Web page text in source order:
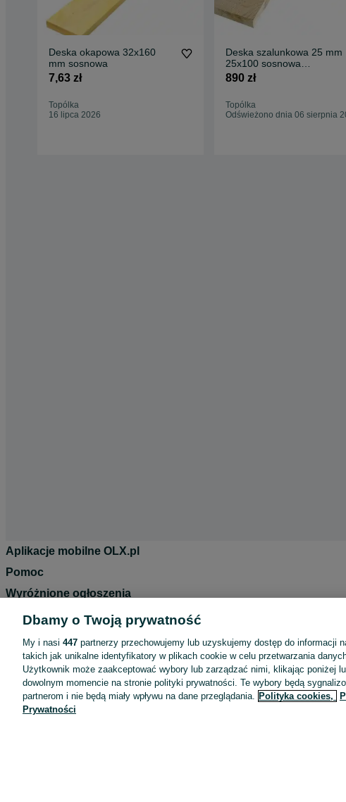
Deska okapowa 32x160
mm sosnowa
7,63 zł
Topólka
16 lipca 2026
Deska szalunkowa 25 mm
25x100 sosnowa
budowlana 890 zł
890 zł
Topólka
Odświeżono dnia 06 sierpnia
Aplikacje mobilne OLX.pl
Pomoc
Wyróżnione ogłoszenia
Oferta dla firm
Regulamin
Polityka prywatności
Reklama
Dbamy o Twoją prywatność
My i nasi 447 partnerzy przechowujemy lub uzyskujemy dostęp do informacji
takich jak unikalne identyfikatory w plikach cookie w celu przetwarzania
Użytkownik może zaakceptować wybory lub zarządzać nimi, klikając poniżej
dowolnym momencie na stronie polityki prywatności. Te wybory będą
partnerom i nie będą miały wpływu na dane przeglądania. Polityka cookies,
Prywatności